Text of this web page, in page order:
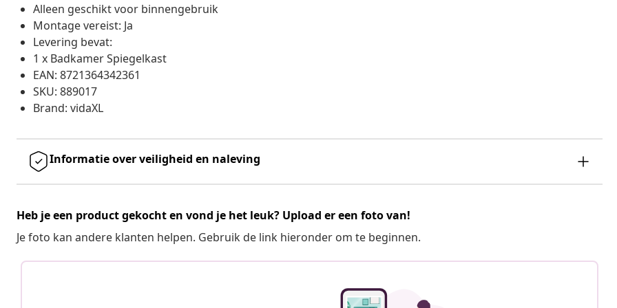
Alleen geschikt voor binnengebruik
Montage vereist: Ja
Levering bevat:
1 x Badkamer Spiegelkast
EAN: 8721364342361
SKU: 889017
Brand: vidaXL
Informatie over veiligheid en naleving
Heb je een product gekocht en vond je het leuk? Upload er een foto van!
Je foto kan andere klanten helpen. Gebruik de link hieronder om te beginnen.